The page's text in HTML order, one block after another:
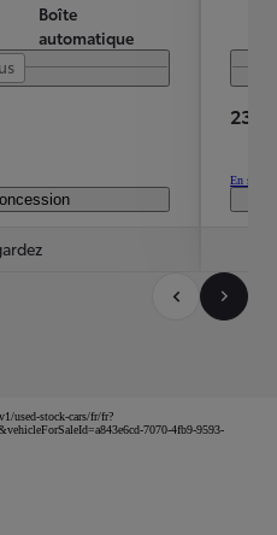
Boîte
automatique
23
En
used-stock-cars/fr/fr?
7070-4fb9-9593-